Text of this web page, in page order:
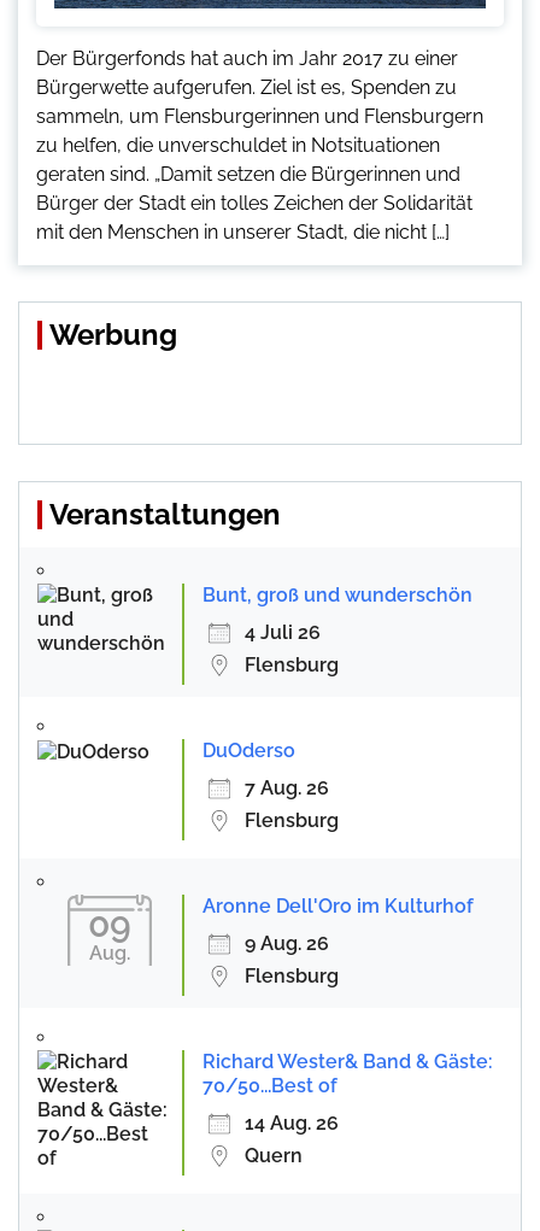
Der Bürgerfonds hat auch im Jahr 2017 zu einer
Bürgerwette aufgerufen. Ziel ist es, Spenden zu
sammeln, um Flensburgerinnen und Flensburgern
zu helfen, die unverschuldet in Notsituationen
geraten sind. „Damit setzen die Bürgerinnen und
Bürger der Stadt ein tolles Zeichen der Solidarität
mit den Menschen in unserer Stadt, die nicht […]
Werbung
Veranstaltungen
Bunt, groß und wunderschön
4 Juli 26
Flensburg
DuOderso
7 Aug. 26
Flensburg
09
Aug.
Aronne Dell'Oro im Kulturhof
9 Aug. 26
Flensburg
Richard Wester& Band & Gäste:
70/50...Best of
14 Aug. 26
Quern